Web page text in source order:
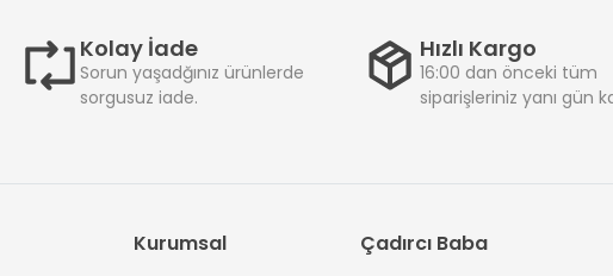
Kolay İade
Sorun yaşadğınız ürünlerde
sorgusuz iade.
Hızlı Kargo
16:00 dan önceki tüm
siparişleriniz yanı gün
Kurumsal Çadırcı Baba